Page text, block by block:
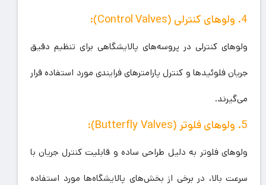
4. ولوهای کنترلی (Control Valves):
ولوهای کنترلی در پروسه‌های پالایشگاهی برای تنظیم دقیق
جریان فلوئیدها و کنترل پارامترهای فرایندی مورد استفاده قرار
می‌گیرند.
5. ولوهای فلوتر (Butterfly Valves):
ولوهای فلوتر به دلیل طراحی ساده و قابلیت کنترل جریان با
سرعت بالا، در برخی از بخش‌های پالایشگاه‌ها مورد استفاده